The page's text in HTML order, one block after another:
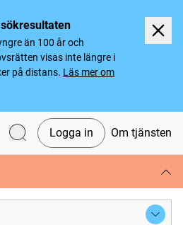
än 100 år och
visas inte längre i
på distans. Läs mer om
Logga in Om tjänsten